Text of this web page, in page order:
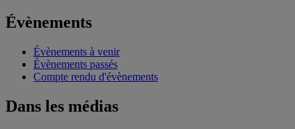
Évènements
Évènements à venir
Évènements passés
Compte rendu d'évènements
Dans les médias